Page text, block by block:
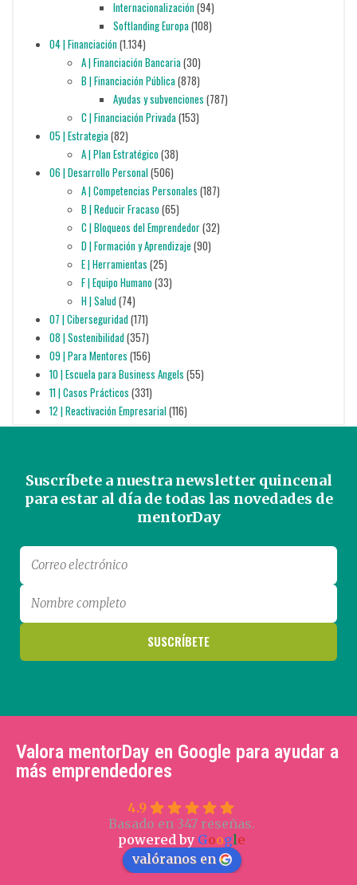
Internacionalización(94)
Softlanding Europa(108)
04 | Financiación(1.134)
A | Financiación Bancaria(30)
B | Financiación Pública(878)
Ayudas y subvenciones (787)
C | Financiación Privada(153)
05 | Estrategia(82)
A | Plan Estratégico(38)
06 | Desarrollo Personal(506)
A | Competencias Personales (187)
B | Reducir Fracaso(65)
C | Bloqueos del Emprendedor(32)
D | Formación y Aprendizaje (90)
E | Herramientas (25)
F | Equipo Humano(33)
H | Salud(74)
07 | Ciberseguridad(171)
08 | Sostenibilidad(357)
09 | Para Mentores (156)
10 | Escuela para Business Angels (55)
11 | Casos Prácticos (331)
12 | Reactivación Empresarial(116)
Suscríbete a nuestra newsletter quincenal
para estar al día de todas las novedades de
mentorDay
Valora mentorDay en Google para ayudar a
más emprendedores
4.9
Basado en 347 reseñas.
powered by Google
valóranos en